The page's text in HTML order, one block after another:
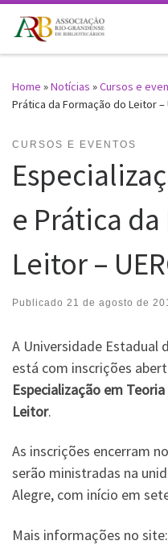
Skip to content
Home »Notícias »Cursos e
Prática da Formação do Leitor –
CURSOS E EVENTOS
e Prática
Leitor –
Publicado 21 de agosto de
A Universidade Estadual
está com inscrições
Especialização em
Leitor.
As inscrições encerram
serão ministradas na
Alegre, com início em
Mais informações no site: